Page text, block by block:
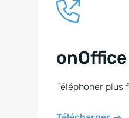
Téléphoner plus